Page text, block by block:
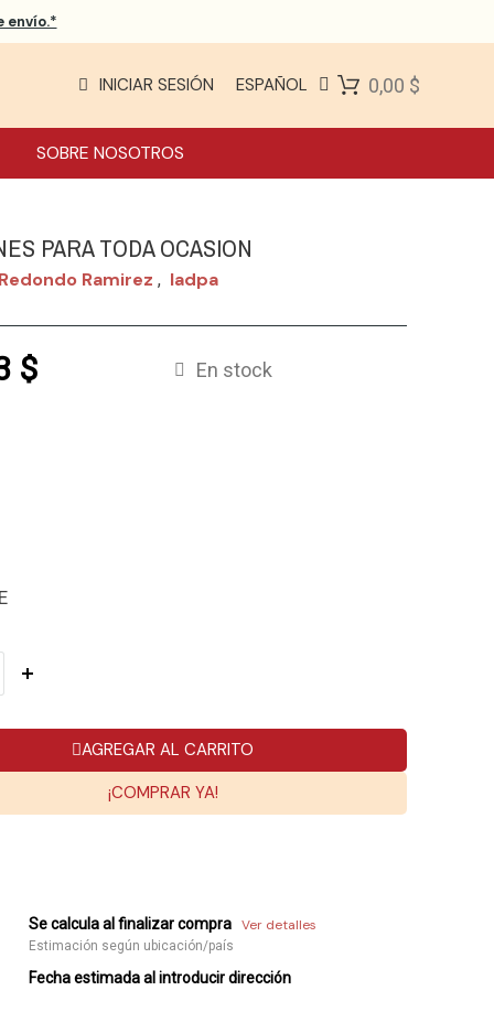
envío.*
INICIAR SESIÓN ESPAÑOL 0,00 $
SOBRE NOSOTROS
PARA TODA OCASION
Ramirez , Iadpa
$
En stock
AGREGAR AL CARRITO
¡COMPRAR YA!
Se calcula al finalizar compra Ver detalles
Estimación según ubicación/país
Fecha estimada al introducir dirección